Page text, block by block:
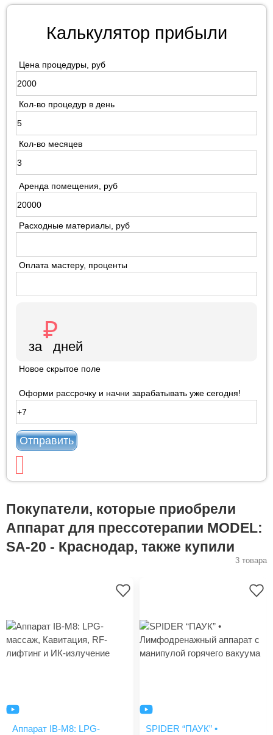
Калькулятор прибыли
Цена процедуры, руб
Кол-во процедур в день
Кол-во месяцев
Аренда помещения, руб
Расходные материалы, руб
Оплата мастеру, проценты
Новое скрытое поле
Оформи рассрочку и начни зарабатывать уже сегодня!
Отправить
Покупатели, которые приобрели
Аппарат для прессотерапии MODEL:
SA-20 - Краснодар, также купили
3 товара
Аппарат IB-M8: LPG-
SPIDER “ПАУК” •